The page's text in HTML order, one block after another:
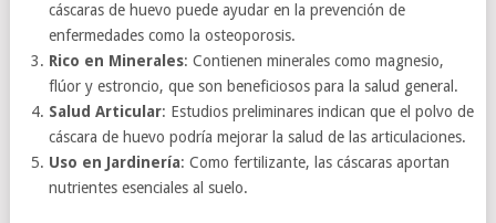
cáscaras de huevo puede ayudar en la prevención de
enfermedades como la osteoporosis.
Rico en Minerales: Contienen minerales como magnesio,
flúor y estroncio, que son beneficiosos para la salud general.
Salud Articular: Estudios preliminares indican que el polvo de
cáscara de huevo podría mejorar la salud de las articulaciones.
Uso en Jardinería: Como fertilizante, las cáscaras aportan
nutrientes esenciales al suelo.